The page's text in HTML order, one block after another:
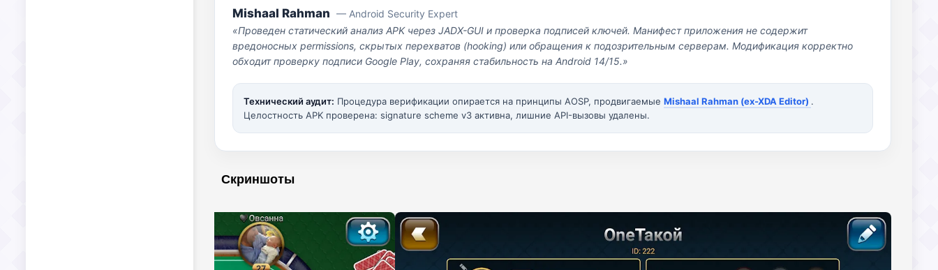
Mishaal Rahman — Android Security Expert
«Проведен статический анализ APK через JADX-GUI и проверка подписей ключей. Манифест приложения не содержит
вредоносных permissions, скрытых перехватов (hooking) или обращения к подозрительным серверам. Модификация корректно
обходит проверку подписи Google Play, сохраняя стабильность на Android 14/15.»
Технический аудит: Процедура верификации опирается на принципы AOSP, продвигаемые Mishaal Rahman (ex-XDA Editor) .
Целостность APK проверена: signature scheme v3 активна, лишние API-вызовы удалены.
Скриншоты